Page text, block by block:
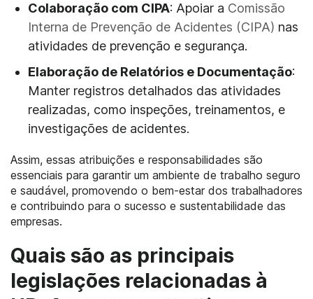
Colaboração com CIPA: Apoiar a Comissão
Interna de Prevenção de Acidentes (CIPA) nas
atividades de prevenção e segurança.
Elaboração de Relatórios e Documentação:
Manter registros detalhados das atividades
realizadas, como inspeções, treinamentos, e
investigações de acidentes.
Assim, essas atribuições e responsabilidades são
essenciais para garantir um ambiente de trabalho seguro
e saudável, promovendo o bem-estar dos trabalhadores
e contribuindo para o sucesso e sustentabilidade das
empresas.
Quais são as principais
legislações relacionadas à